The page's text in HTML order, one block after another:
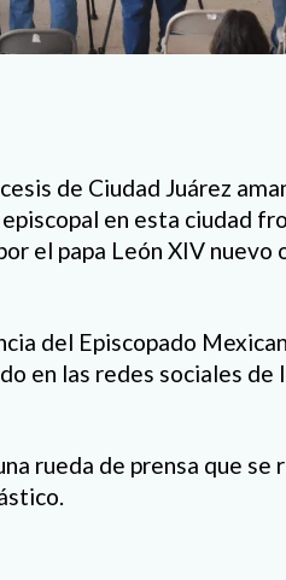
de Ciudad Juárez
en esta ciudad
el papa León XIV nuevo
del Episcopado
en las redes sociales de
rueda de prensa que